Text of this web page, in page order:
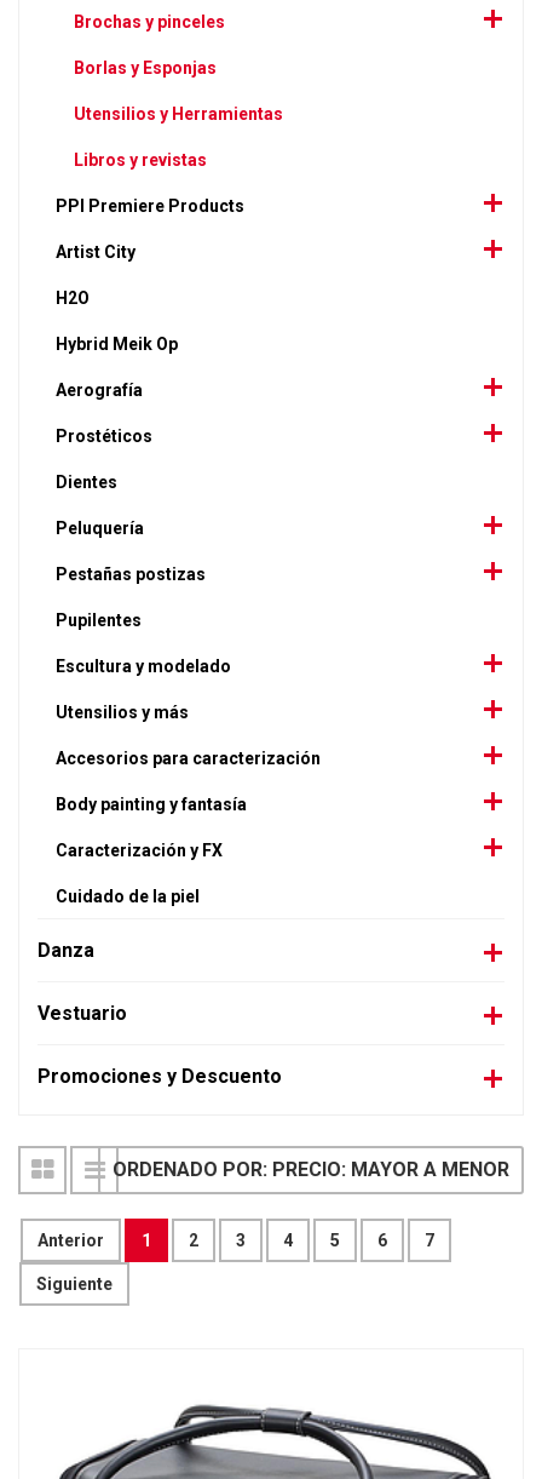
Brochas y pinceles
Borlas y Esponjas
Utensilios y Herramientas
Libros y revistas
PPI Premiere Products
Artist City
H2O
Hybrid Meik Op
Aerografía
Prostéticos
Dientes
Peluquería
Pestañas postizas
Pupilentes
Escultura y modelado
Utensilios y más
Accesorios para caracterización
Body painting y fantasía
Caracterización y FX
Cuidado de la piel
Danza
Vestuario
Promociones y Descuento
Anterior 1 2 3 4 5 6 7
Siguiente
ORDENADO POR: PRECIO: MAYOR A MENOR